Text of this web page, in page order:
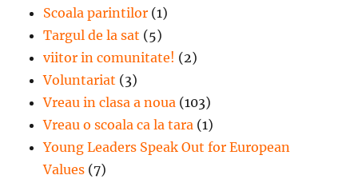
Scoala parintilor (1)
Targul de la sat (5)
viitor in comunitate! (2)
Voluntariat (3)
Vreau in clasa a noua (103)
Vreau o scoala ca la tara (1)
Young Leaders Speak Out for European
Values (7)